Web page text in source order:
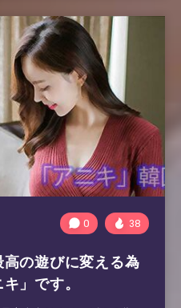
0 38
の遊びに変える為
」です。